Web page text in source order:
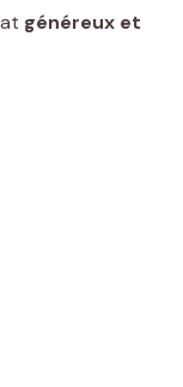
généreux et